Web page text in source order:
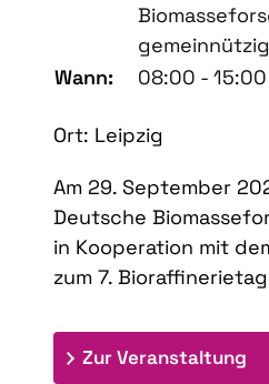
Wann:
08:00 - 15:00
Ort: Leipzig
Am 29. September
Deutsche
in Kooperation mit
zum 7.
Zur Veranstaltung